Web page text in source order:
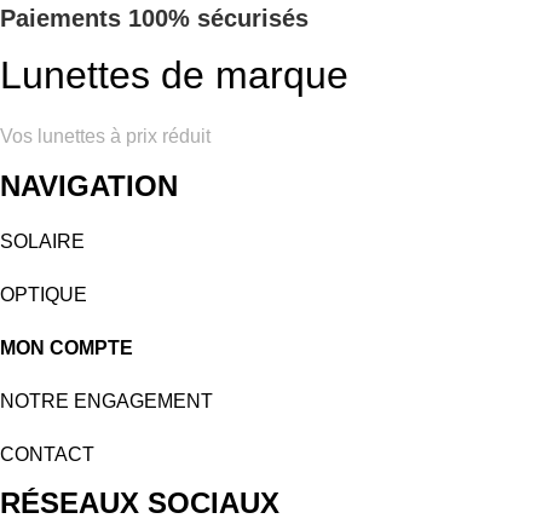
Paiements 100% sécurisés
Lunettes de marque
Vos lunettes à prix réduit
NAVIGATION
SOLAIRE
OPTIQUE
MON COMPTE
NOTRE ENGAGEMENT
CONTACT
RÉSEAUX SOCIAUX